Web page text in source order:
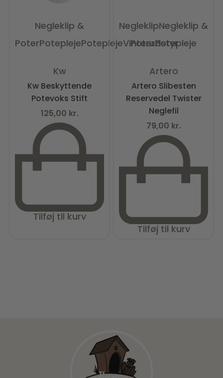
Negleklip &
PoterPoteplejePoteplejeVinterudstyr
Kw
Kw Beskyttende
Potevoks Stift
125,00 kr.
Tilføj til kurv
NegleklipNegleklip &
PoterPotepleje
Artero
Artero Slibesten
Reservedel Twister
Neglefil
79,00 kr.
Tilføj til kurv